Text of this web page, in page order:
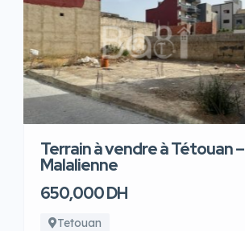
Terrain à vendre à Tétouan –
Malalienne
650,000 DH
Tetouan